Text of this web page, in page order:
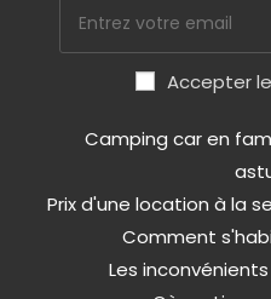
Accepter
Camping car en
Prix d'une location à la
Comment
Les